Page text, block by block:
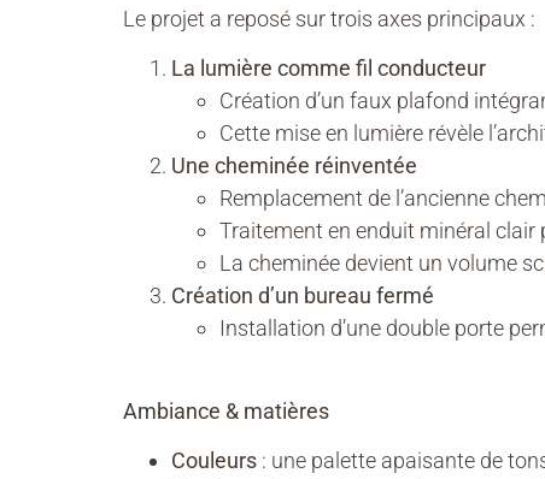
Le projet a reposé sur trois axes principaux :
La lumière comme fil conducteur
Création d’un faux plafond
Cette mise en lumière révèle
Une cheminée réinventée
Remplacement de l’ancienne
Traitement en enduit minéral clair
La cheminée devient un volume
Création d’un bureau fermé
Installation d’une double porte
Ambiance & matières
Couleurs : une palette apaisante de